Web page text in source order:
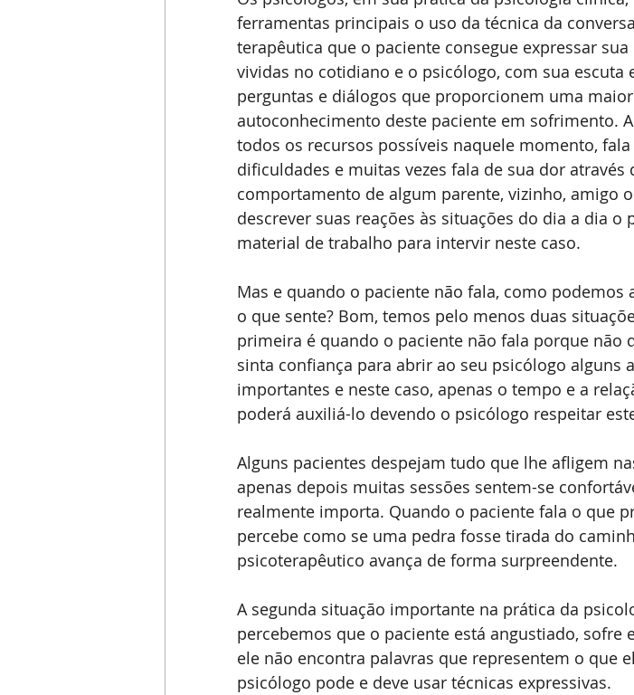
ferramentas principais o uso da técnica da
terapêutica que o paciente consegue expressar
vividas no cotidiano e o psicólogo, com sua escuta
perguntas e diálogos que proporcionem uma
autoconhecimento deste paciente em sofrimento.
todos os recursos possíveis naquele momento,
dificuldades e muitas vezes fala de sua dor através
comportamento de algum parente, vizinho, amigo
descrever suas reações às situações do dia a dia o
material de trabalho para intervir neste caso.
Mas e quando o paciente não fala, como podemos
o que sente? Bom, temos pelo menos duas
primeira é quando o paciente não fala porque não
sinta confiança para abrir ao seu psicólogo alguns
importantes e neste caso, apenas o tempo e a
poderá auxiliá-lo devendo o psicólogo respeitar
Alguns pacientes despejam tudo que lhe afligem
apenas depois muitas sessões sentem-se
realmente importa. Quando o paciente fala o que
percebe como se uma pedra fosse tirada do
psicoterapêutico avança de forma surpreendente.
A segunda situação importante na prática da
percebemos que o paciente está angustiado, sofre
ele não encontra palavras que representem o que
psicólogo pode e deve usar técnicas expressivas.